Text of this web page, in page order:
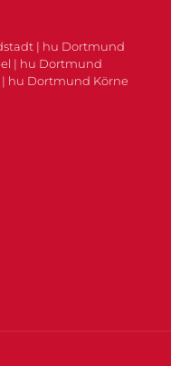
| hu Dortmund
| hu Dortmund
hu Dortmund Körne